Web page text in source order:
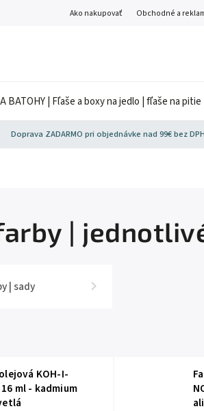
Ako nakupovať Obchodné a
A BATOHY | Fľaše a boxy na jedlo | fľaše na
Doprava ZADARMO pri objednávke nad 99€ bez DPH
|
| sady
KOH-I-
16 ml - kadmium